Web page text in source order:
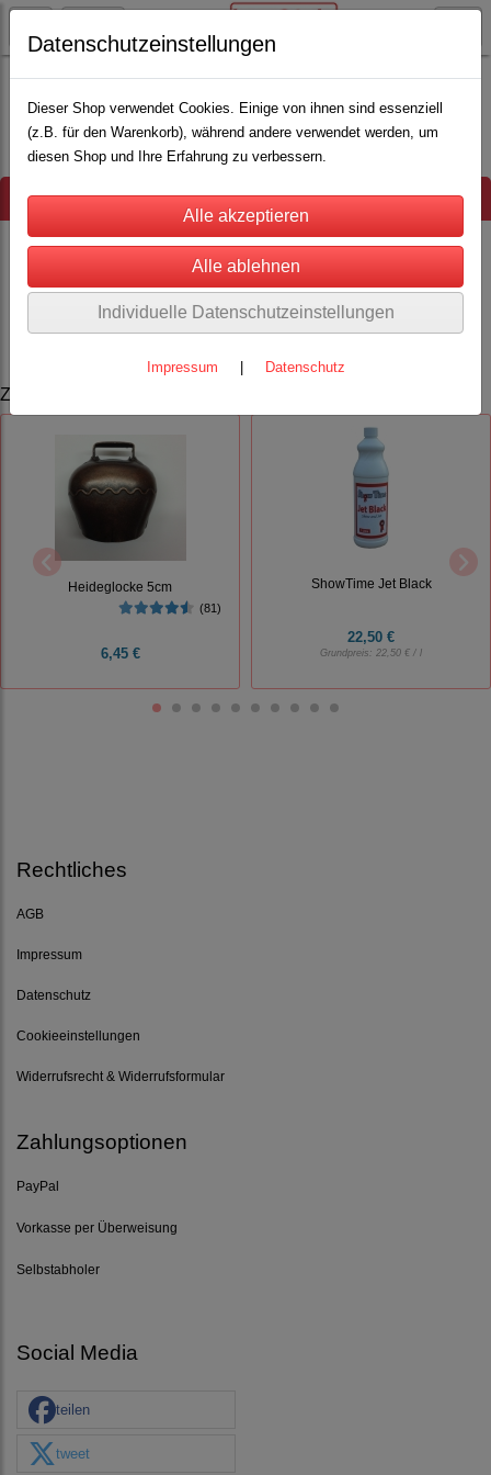
Weidezaun Electra / Göbel Weidezaungeräte Solargeräte
Hinweis
Es wurden leider keine Produkte gefunden.
Zuletzt angesehen Artikel:
Heideglocke 5cm
(81)
6,45 €
ShowTime Jet Black
22,50 €
Grundpreis: 22,50 € / l
Rechtliches
AGB
Impressum
Datenschutz
Cookieeinstellungen
Widerrufsrecht & Widerrufsformular
Zahlungsoptionen
PayPal
Vorkasse per Überweisung
Selbstabholer
Social Media
teilen
tweet
Datenschutzeinstellungen
Dieser Shop verwendet Cookies. Einige von ihnen sind essenziell
(z.B. für den Warenkorb), während andere verwendet werden, um
diesen Shop und Ihre Erfahrung zu verbessern.
Individuelle Datenschutzeinstellungen
Impressum Datenschutz